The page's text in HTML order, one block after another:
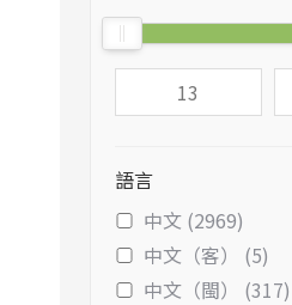
語言
中文 (2969)
中文（客） (5)
中文（閩） (317)